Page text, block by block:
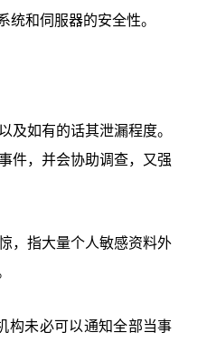
和伺服器的安全性。
及如有的话其泄漏程度。
件，并会协助调查，又强
，指大量个人敏感资料外
构未必可以通知全部当事